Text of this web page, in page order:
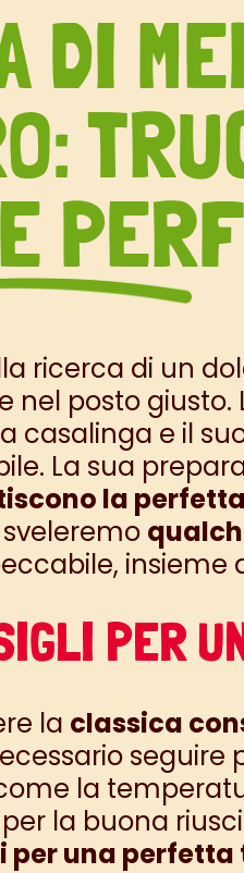
DI
ricerca di un
nel posto giusto.
casalinga e il
La sua
la
insieme
PER
la classica
la
la buona
una perfetta